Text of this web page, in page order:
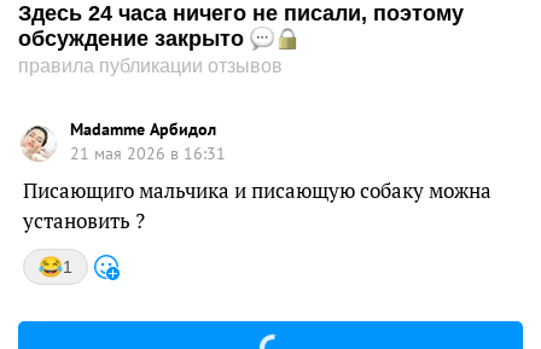
Здесь 24 часа ничего не писали, поэтому
обсуждение закрыто
правила публикации отзывов
Madamme Арбидол
21 мая 2026 в 16:31
Писающиго мальчика и писающую собаку можна
установить ?
1